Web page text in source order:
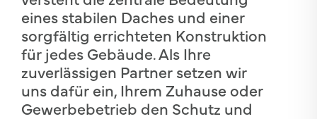
eines stabilen Daches und einer
sorgfältig errichteten Konstruktion
für jedes Gebäude. Als Ihre
zuverlässigen Partner setzen wir
uns dafür ein, Ihrem Zuhause oder
Gewerbebetrieb den Schutz und